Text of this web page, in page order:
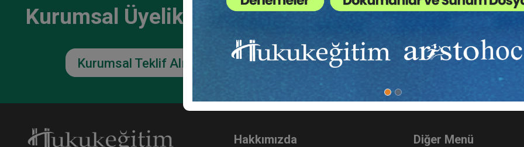
Kurumsal Üyelikler İçin
Kurumsal Teklif Alın
Ekibinizin hukuk bilgisini yükseltin, kaliteli içeriklerle
Ekibinize, Hukuk Eğitim’in birbirinden kaliteli
sınırsız erişim imkanı sunun.
Hakkımızda Diğer Menü